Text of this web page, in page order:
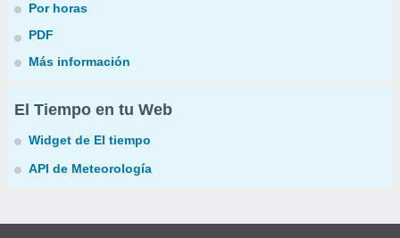
Por horas
PDF
Más información
El Tiempo en tu Web
Widget de El tiempo
API de Meteorología